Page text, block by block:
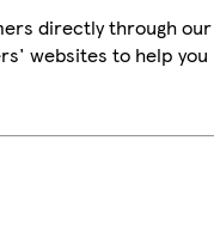
directly through
websites to help you